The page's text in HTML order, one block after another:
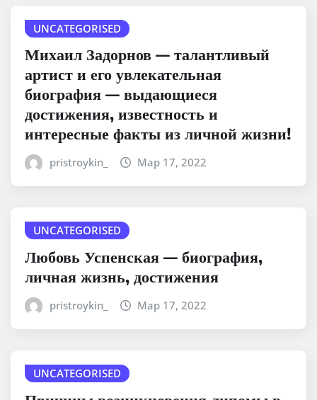
UNCATEGORISED
Михаил Задорнов — талантливый
артист и его увлекательная
биография — выдающиеся
достижения, известность и
интересные факты из личной жизни!
pristroykin_ Мар 17, 2022
UNCATEGORISED
Любовь Успенская — биография,
личная жизнь, достижения
pristroykin_ Мар 17, 2022
UNCATEGORISED